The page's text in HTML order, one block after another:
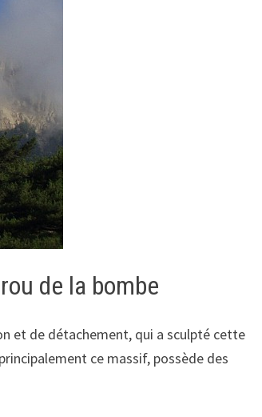
de la bombe
et de détachement, qui a sculpté cette
ce massif, possède des